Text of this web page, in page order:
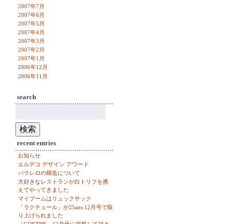
2007年7月
2007年6月
2007年5月
2007年4月
2007年3月
2007年2月
2007年1月
2006年12月
2006年11月
search
索:
検索
recent entries
お知らせ
エルデコ デザイン アワード
パラレロの構造について
大好きなレストランが白トリフを携
えてやってきました
マイブームはリュックサック
「ラクチュール」が25ans 12月号で取
り上げられました